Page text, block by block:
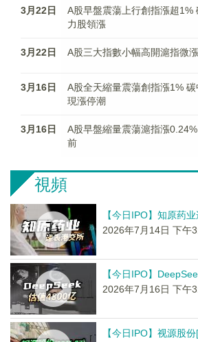
3月22日
A股早盤震蕩上行創指漲超1%
力股領漲
3月22日 A股三大指數小幅高開滬指微
3月16日
A股全天縮量震蕩創指漲1%
現漲停潮
3月16日
A股早盤縮量震蕩滬指漲
前
視頻
【今日IPO】知原药
2026年7月14日 下午
【今日IPO】
2026年7月16日 下午
【今日IPO】视源股